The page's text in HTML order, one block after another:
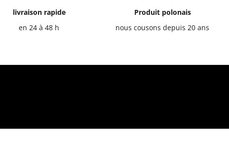
livraison rapide
en 24 à 48 h
Produit polonais
nous cousons depuis 20 ans